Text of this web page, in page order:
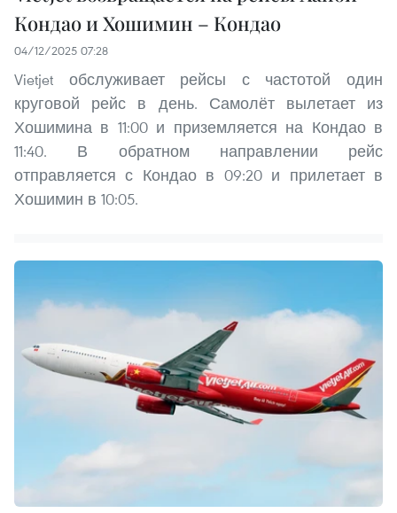
Кондао и Хошимин – Кондао
04/12/2025 07:28
Vietjet обслуживает рейсы с частотой один
круговой рейс в день. Самолёт вылетает из
Хошимина в 11:00 и приземляется на Кондао в
11:40. В обратном направлении рейс
отправляется с Кондао в 09:20 и прилетает в
Хошимин в 10:05.